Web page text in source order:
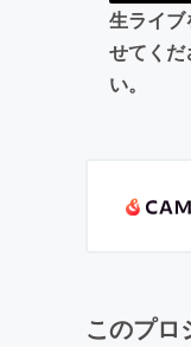
生ライ
せてく
い。
このプロ